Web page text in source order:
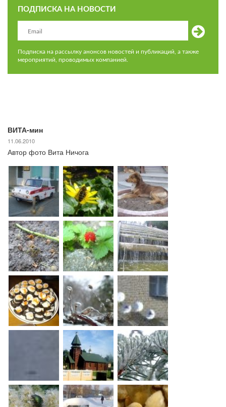
ПОДПИСКА НА НОВОСТИ
Подписка на рассылку анонсов новостей и публикаций, а также
мероприятий, проводимых компанией.
ВИТА-мин
11.06.2010
Автор фото Вита Ничога